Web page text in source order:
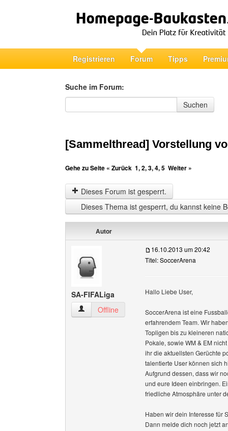
Registrieren Forum Tipps
Suche im Forum:
Suche im Forum
Suchen
[Sammelthread] Vorstellung
Gehe zu Seite « Zurück 1,2,3,4,5 Weiter »
Dieses Forum ist gesperrt.
Dieses Thema ist gesperrt, du kannst keine
Autor
SA-FIFALiga
SA-FIFALiga Benutzer-Profile anzeigen
Offline
16.10.2013 um 20:42
Titel: SoccerArena
Hallo Liebe User,
SoccerArena ist eine
erfahrendem Team. Wir
Topligen bis zu kleineren
Pokale, sowie WM & EM
ihr die aktuellsten Gerüchte
talentierte User können sich
Aufgrund dessen, dass wir
und eure Ideen einbringen.
friedliche Atmosphäre unter
Haben wir dein Interesse für
Dann melde dich noch jetzt